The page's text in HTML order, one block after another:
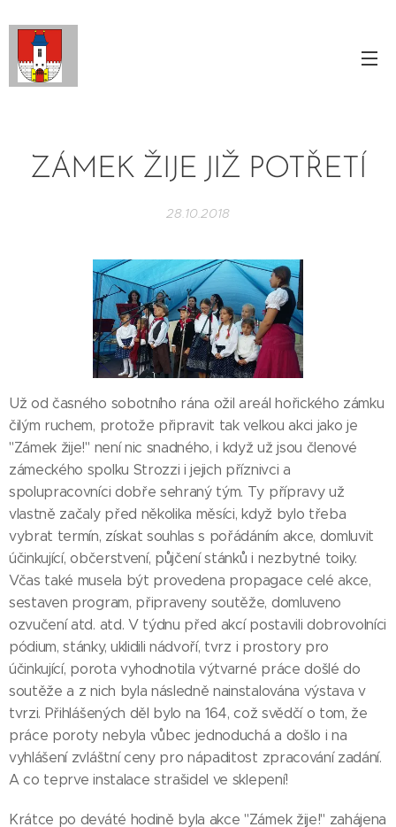
ZÁMEK ŽIJE JIŽ POTŘETÍ
28.10.2018
Už od časného sobotního rána ožil areál hořického zámku
čilým ruchem, protože připravit tak velkou akci jako je
"Zámek žije!" není nic snadného, i když už jsou členové
zámeckého spolku Strozzi i jejich příznivci a
spolupracovníci dobře sehraný tým. Ty přípravy už
vlastně začaly před několika měsíci, když bylo třeba
vybrat termín, získat souhlas s pořádáním akce, domluvit
účinkující, občerstvení, půjčení stánků i nezbytné toiky.
Včas také musela být provedena propagace celé akce,
sestaven program, připraveny soutěže, domluveno
ozvučení atd. atd. V týdnu před akcí postavili dobrovolníci
pódium, stánky, uklidili nádvoří, tvrz i prostory pro
účinkující, porota vyhodnotila výtvarné práce došlé do
soutěže a z nich byla následně nainstalována výstava v
tvrzi. Přihlášených děl bylo na 164, což svědčí o tom, že
práce poroty nebyla vůbec jednoduchá a došlo i na
vyhlášení zvláštní ceny pro nápaditost zpracování zadání.
A co teprve instalace strašidel ve sklepení!
Krátce po deváté hodině byla akce "Zámek žije!" zahájena